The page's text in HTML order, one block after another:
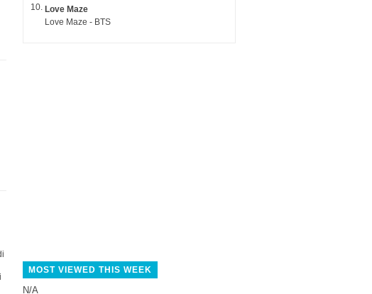
Love Maze
Love Maze - BTS
MOST VIEWED THIS WEEK
N/A